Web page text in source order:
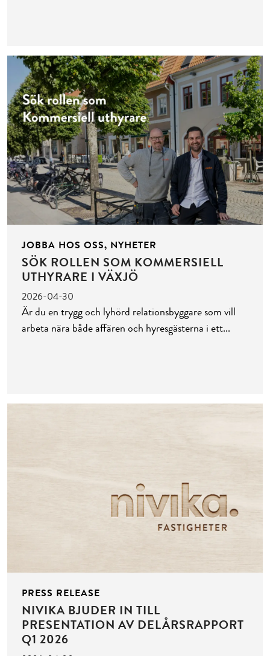
JOBBA HOS OSS, NYHETER
SÖK ROLLEN SOM KOMMERSIELL
UTHYRARE I VÄXJÖ
2026-04-30
Är du en trygg och lyhörd relationsbyggare som vill
arbeta nära både affären och hyresgästerna i ett
PRESS RELEASE
NIVIKA BJUDER IN TILL
PRESENTATION AV DELÅRSRAPPORT
Q1 2026